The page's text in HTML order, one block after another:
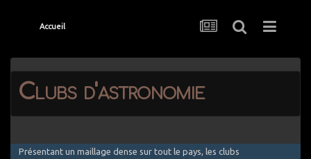
Accueil
Clubs d'astronomie
Présentant un maillage dense sur tout le pays, les clubs